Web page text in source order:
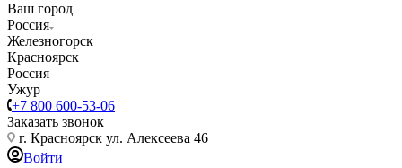
Ваш город
Россия
Железногорск
Красноярск
Россия
Ужур
+7 800 600-53-06
Заказать звонок
г. Красноярск ул. Алексеева 46
Войти